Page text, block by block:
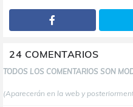
24 COMENTARIOS
TODOS LOS COMENTARIOS SON
(Aparecerán en la web y